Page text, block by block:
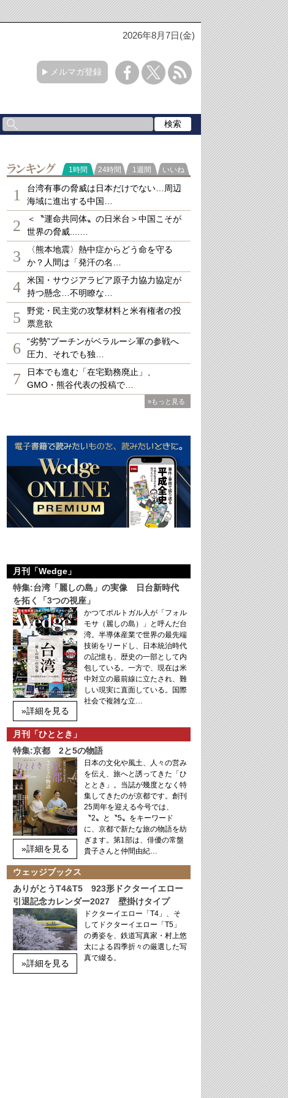
2026年8月7日(金)
メルマガ登録
ランキング
1時間 24時間 1週間 いいね
1
台湾有事の脅威は日本だけでない…周辺
海域に進出する中国…
2
＜〝運命共同体〟の日米台＞中国こそが
世界の脅威....…
3
〈熊本地震〉熱中症からどう命を守る
か？人間は「発汗の名…
4
米国・サウジアラビア原子力協力協定が
持つ懸念…不明瞭な…
5
野党・民主党の攻撃材料と米有権者の投
票意欲
6
“劣勢”プーチンがベラルーシ軍の参戦へ
圧力、それでも独…
7
日本でも進む「在宅勤務廃止」、
GMO・熊谷代表の投稿で…
»もっと見る
月刊「Wedge」
特集:台湾「麗しの島」の実像 日台新時代
を拓く「3つの視座」
»詳細を見る
かつてポルトガル人が「フォル
モサ（麗しの島）」と呼んだ台
湾。半導体産業で世界の最先端
技術をリードし、日本統治時代
の記憶も、歴史の一部として内
包している。一方で、現在は米
中対立の最前線に立たされ、難
しい現実に直面している。国際
社会で複雑な立…
月刊「ひととき」
特集:京都 2と5の物語
»詳細を見る
日本の文化や風土、人々の営み
を伝え、旅へと誘ってきた「ひ
ととき」。当誌が幾度となく特
集してきたのが京都です。創刊
25周年を迎える今号では、
〝2〟と〝5〟をキーワード
に、京都で新たな旅の物語を紡
ぎます。第1部は、俳優の常盤
貴子さんと仲間由紀…
ウェッジブックス
ありがとうT4&T5 923形ドクターイエロー
引退記念カレンダー2027 壁掛けタイプ
»詳細を見る
ドクターイエロー「T4」、そ
してドクターイエロー「T5」
の勇姿を、鉄道写真家・村上悠
太による四季折々の厳選した写
真で綴る。